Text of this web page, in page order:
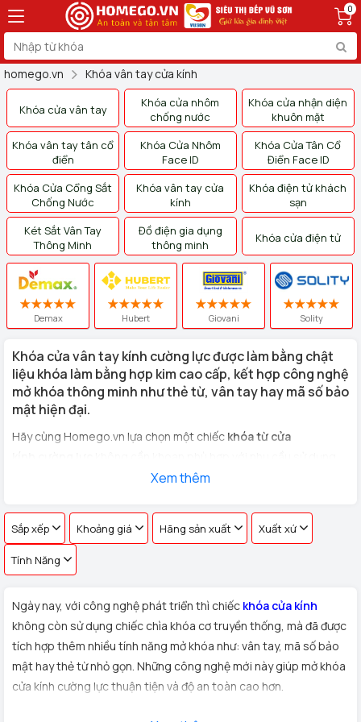
0
homego.vn Khóa vân tay cửa kính
Khóa cửa vân tay
Khóa cửa nhôm
chống nước
Khóa cửa nhận diện
khuôn mặt
Khóa vân tay tân cổ
điển
Khóa Cửa Nhôm
Face ID
Khóa Cửa Tân Cổ
Điển Face ID
Khóa Cửa Cổng Sắt
Chống Nước
Khóa vân tay cửa
kính
Khóa điện tử khách
sạn
Két Sắt Vân Tay
Thông Minh
Đồ điện gia dụng
thông minh
Khóa cửa điện tử
Demax Hubert Giovani Solity
Khóa cửa vân tay kính cường lực được làm bằng chật
liệu khóa làm bằng hợp kim cao cấp, kết hợp công nghệ
mở khóa thông minh như thẻ từ, vân tay hay mã số bảo
mật hiện đại.
Hãy cùng Homego.vn lựa chọn một chiếc khóa từ cửa
cửa kính văn phòng, cửa hàng, nhà riêng
Xem thêm
Sắp xếp Khoảng giá Hãng sản xuất Xuất xứ
Tính Năng
Ngày nay, với công nghệ phát triển thì chiếc khóa cửa kính
không còn sử dụng chiếc chìa khóa cơ truyền thống, mà đã được
tích hợp thêm nhiều tính năng mở khóa như: vân tay, mã số bảo
mật hay thẻ từ nhỏ gọn. Những công nghệ mới này giúp mở khóa
cửa kính cường lực thuận tiện và độ an toàn cao hơn.